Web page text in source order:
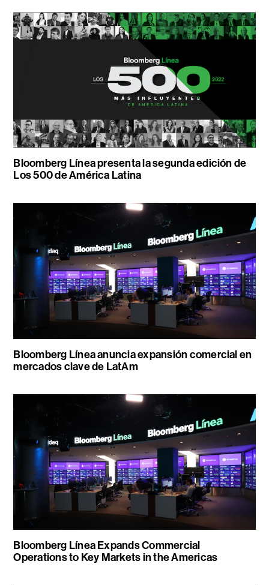
Bloomberg Línea presenta la segunda edición de
Los 500 de América Latina
Bloomberg Línea anuncia expansión comercial en
mercados clave de LatAm
Bloomberg Línea Expands Commercial
Operations to Key Markets in the Americas